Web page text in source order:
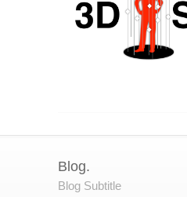
Blog.
Blog Subtitle